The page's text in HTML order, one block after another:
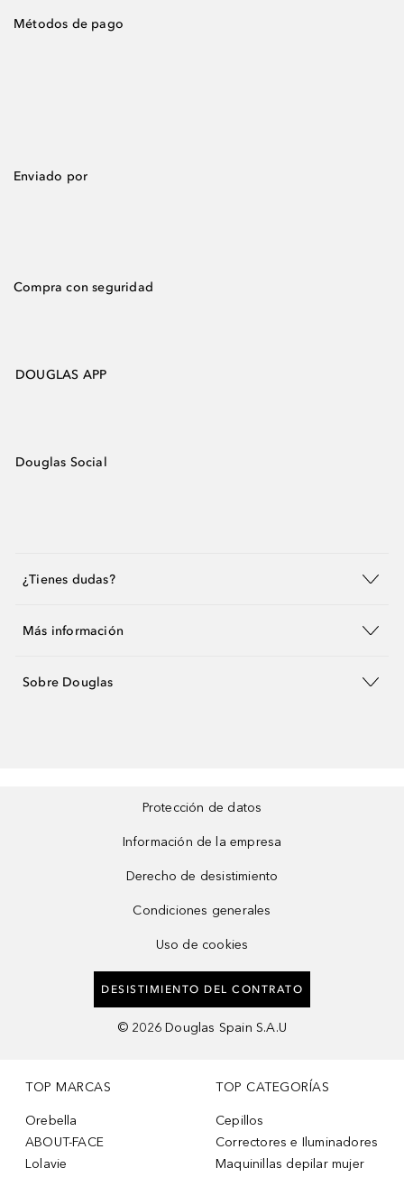
Métodos de pago
Enviado por
Compra con seguridad
DOUGLAS APP
Douglas Social
¿Tienes dudas?
Más información
Sobre Douglas
Protección de datos
Información de la empresa
Derecho de desistimiento
Condiciones generales
Uso de cookies
DESISTIMIENTO DEL CONTRATO
© 2026 Douglas Spain S.A.U
TOP MARCAS
Orebella
ABOUT-FACE
Lolavie
TOP CATEGORÍAS
Cepillos
Correctores e Iluminadores
Maquinillas depilar mujer